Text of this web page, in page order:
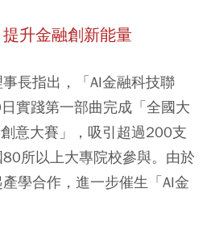
升金融創新能量
長指出，「AI金融科技聯
實踐第一部曲完成「全國大
意大賽」，吸引超過200支
所以上大專院校參與。由於
學合作，進一步催生「AI金